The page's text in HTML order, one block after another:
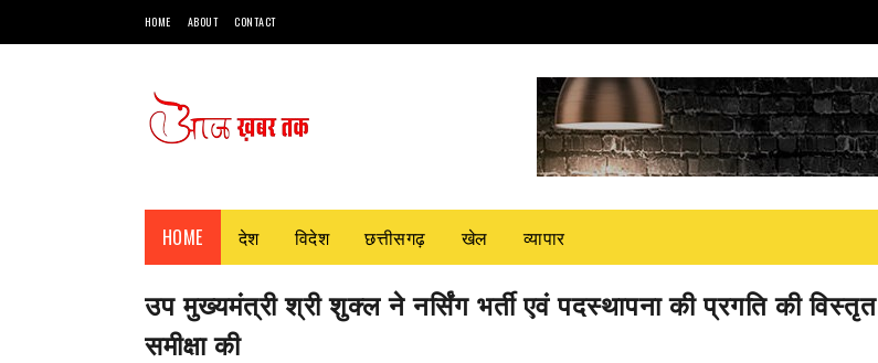
HOME ABOUT CONTACT
HOME देश विदेश छत्तीसगढ़ खेल व्यापार
उप मुख्यमंत्री श्री शुक्ल ने नर्सिंग भर्ती एवं पदस्थापना की प्रगति की विस्तृत
समीक्षा की